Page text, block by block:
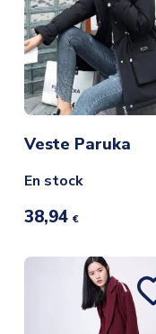
Veste Paruka
En stock
38,94 €